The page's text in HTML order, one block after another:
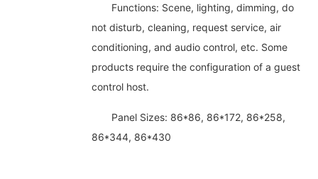
Functions: Scene, lighting, dimming, do
not disturb, cleaning, request service, air
conditioning, and audio control, etc. Some
products require the configuration of a guest
control host.
Panel Sizes: 86*86, 86*172, 86*258,
86*344, 86*430